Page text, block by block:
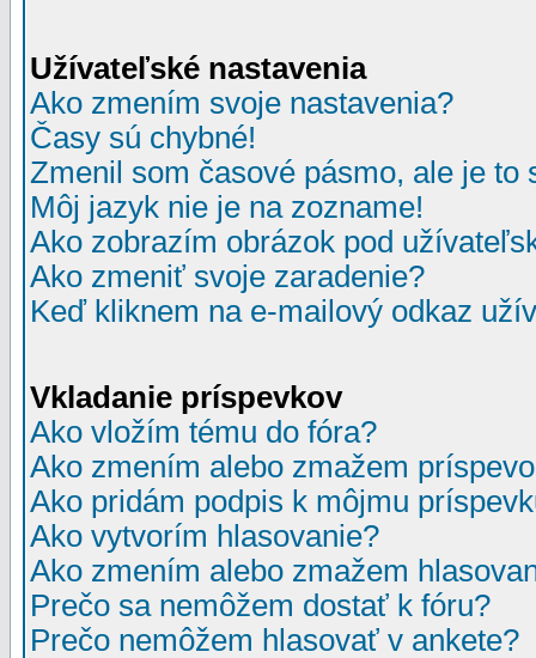
Užívateľské nastavenia
Ako zmením svoje nastavenia?
Časy sú chybné!
Zmenil som časové pásmo, ale je to
Môj jazyk nie je na zozname!
Ako zobrazím obrázok pod
Ako zmeniť svoje zaradenie?
Keď kliknem na e-mailový odkaz
Vkladanie príspevkov
Ako vložím tému do fóra?
Ako zmením alebo zmažem
Ako pridám podpis k môjmu
Ako vytvorím hlasovanie?
Ako zmením alebo zmažem
Prečo sa nemôžem dostať k fóru?
Prečo nemôžem hlasovať v ankete?